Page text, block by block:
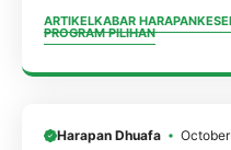
ARTIKELKABAR HARAPAN
PROGRAM PILIHAN
Harapan Dhuafa